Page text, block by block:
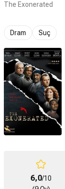
The Exonerated
Dram Suç
6,0/10